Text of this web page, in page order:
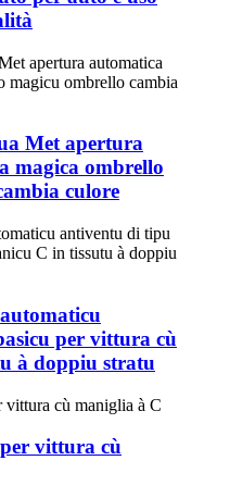
Met apertura
magica ombrello
culore
per vittura cù
à doppiu stratu
vittura cù